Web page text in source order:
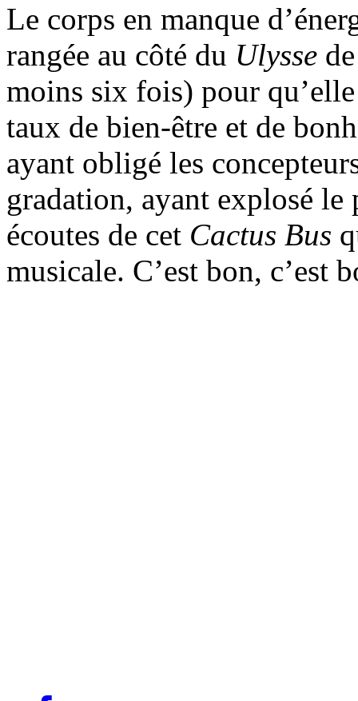
Le corps en manque
rangée au côté du Ulysse
moins six fois) pour
taux de bien-être et de
ayant obligé les
gradation, ayant explosé
écoutes de cet Cactus Bus
musicale. C’est bon, c’est